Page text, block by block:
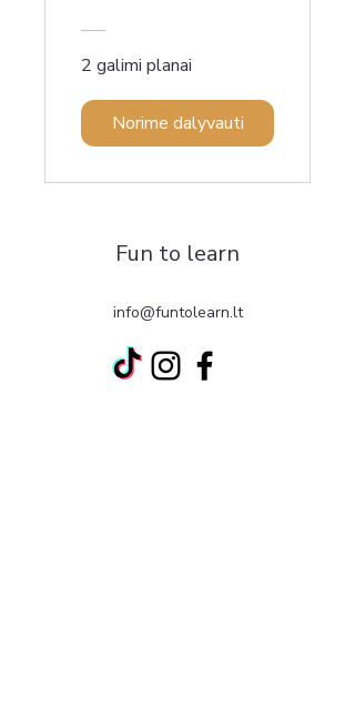
namuose
2 galimi planai
Norime dalyvauti
Fun to learn
info@funtolearn.lt